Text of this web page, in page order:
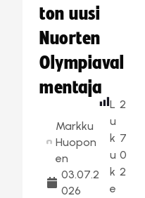
ton uusi
Nuorten
Olympiaval
mentaja
Markku
Huopon
en
03.07.2
026
L
u
k
u
k
e
2
7
0
2